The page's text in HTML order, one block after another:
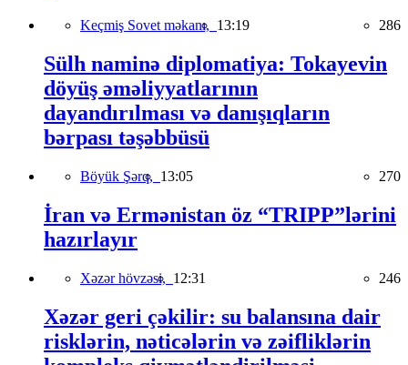
Keçmiş Sovet məkanı, 13:19 286
Sülh naminə diplomatiya: Tokayevin
döyüş əməliyyatlarının
dayandırılması və danışıqların
bərpası təşəbbüsü
Böyük Şərq, 13:05 270
İran və Ermənistan öz “TRIPP”lərini
hazırlayır
Xəzər hövzəsi, 12:31 246
Xəzər geri çəkilir: su balansına dair
risklərin, nəticələrin və zəifliklərin